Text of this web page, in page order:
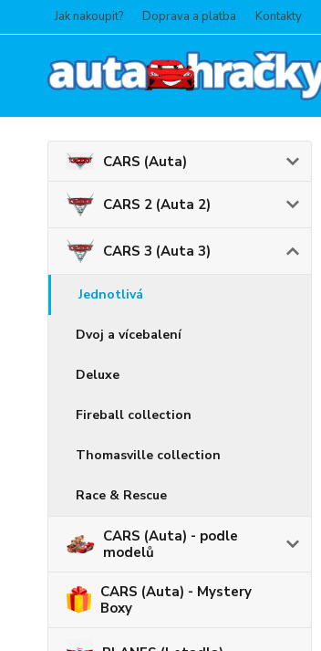
Jak nakoupit? Doprava a platba Kontakty
CARS (Auta)
CARS 2 (Auta 2)
CARS 3 (Auta 3)
Jednotlivá
Dvoj a vícebalení
Deluxe
Fireball collection
Thomasville collection
Race & Rescue
CARS (Auta) - podle
modelů
CARS (Auta) - Mystery
Boxy